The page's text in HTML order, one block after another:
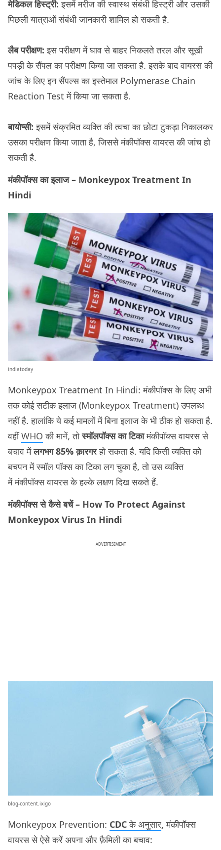
मेडिकल हिस्ट्री: इसमें मरीज की स्वास्थ संबंधी हिस्ट्री और उसकी
पिछली यात्राओं संबंधी जानकारी शामिल हो सकती है.
लैब परीक्षण:इस परीक्षण में घाव से बाहर निकलते तरल और सूखी
पपड़ी के सैंपल का परीक्षण किया जा सकता है. इसके बाद वायरस की
जांच के लिए इन सैंपल्स का इस्तेमाल Polymerase Chain
Reaction Test में किया जा सकता है.
बायोप्सी: इसमें संक्रमित व्यक्ति की त्वचा का छोटा टुकड़ा निकालकर
उसका परीक्षण किया जाता है, जिससे मंकीपॉक्स वायरस की जांच हो
सकती है.
मंकीपॉक्स का इलाज – Monkeypox Treatment In
Hindi
indiatoday
Monkeypox Treatment In Hindi: मंकीपॉक्स के लिए अभी
तक कोई सटीक इलाज (Monkeypox Treatment) उपलब्ध
नहीं है. हालांकि ये कई मामलों में बिना इलाज के भी ठीक हो सकता है.
वहींWHO की मानें, तोस्मॉलपॉक्स का टिकामंकीपॉक्स वायरस से
बचाव मेंलगभग 85% क़ारगरहो सकता है. यदि किसी व्यक्ति को
बचपन में स्मॉल पॉक्स का टिका लग चुका है, तो उस व्यक्ति
में मंकीपॉक्स वायरस के हल्के लक्षण दिख सकते हैं.
मंकीपॉक्स से कैसे बचें – How To Protect Against
Monkeypox Virus In Hindi
ADVERTISEMENT
blog-content.ixigo
Monkeypox Prevention: CDCके अनुसार,मंकीपॉक्स
वायरस से ऐसे करें अपना और फ़ैमिली का बचाव: